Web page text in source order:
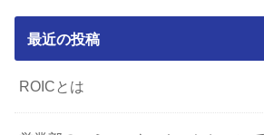
最近の投稿
ROICとは